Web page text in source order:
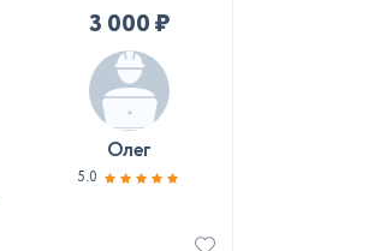
3 000 ₽
Олег
5.0